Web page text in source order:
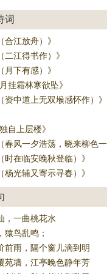
词
合江放舟）》
二江得书作）》
月下有感）》
挂霜林寒欲坠》
资中道上无双堠感怀作）》
自上层楼》
春风一夕浩荡，晓来柳色一
时在临安晚秋登临）》
杨光辅又寄示寻春）》
，一曲桃花水
猿鸟乱鸣；
前雨，隔个窗儿滴到明
苑墙，江亭晚色静年芳